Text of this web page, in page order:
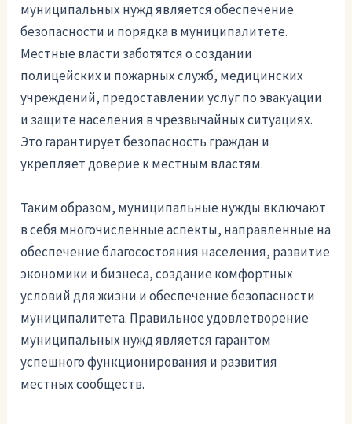
муниципальных нужд является обеспечение
безопасности и порядка в муниципалитете.
Местные власти заботятся о создании
полицейских и пожарных служб, медицинских
учреждений, предоставлении услуг по эвакуации
и защите населения в чрезвычайных ситуациях.
Это гарантирует безопасность граждан и
укрепляет доверие к местным властям.
Таким образом, муниципальные нужды включают
в себя многочисленные аспекты, направленные на
обеспечение благосостояния населения, развитие
экономики и бизнеса, создание комфортных
условий для жизни и обеспечение безопасности
муниципалитета. Правильное удовлетворение
муниципальных нужд является гарантом
успешного функционирования и развития
местных сообществ.